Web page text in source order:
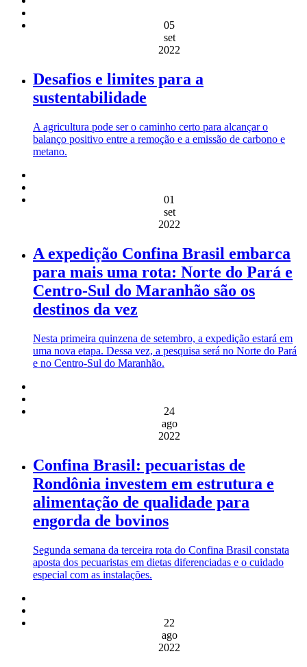
05
set
2022
Desafios e limites para a
sustentabilidade
A agricultura pode ser o caminho certo para alcançar o
balanço positivo entre a remoção e a emissão de carbono e
metano.
01
set
2022
A expedição Confina Brasil embarca
para mais uma rota: Norte do Pará e
Centro-Sul do Maranhão são os
destinos da vez
Nesta primeira quinzena de setembro, a expedição estará em
uma nova etapa. Dessa vez, a pesquisa será no Norte do Pará
e no Centro-Sul do Maranhão.
24
ago
2022
Confina Brasil: pecuaristas de
Rondônia investem em estrutura e
alimentação de qualidade para
engorda de bovinos
Segunda semana da terceira rota do Confina Brasil constata
aposta dos pecuaristas em dietas diferenciadas e o cuidado
especial com as instalações.
22
ago
2022